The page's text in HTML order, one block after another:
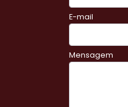
E-mail
Mensagem